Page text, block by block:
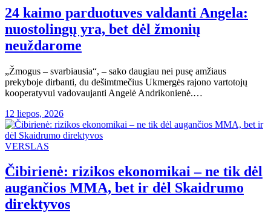
24 kaimo parduotuves valdanti Angela:
nuostolingų yra, bet dėl ​​žmonių
neuždarome
„Žmogus – svarbiausia“, – sako daugiau nei pusę amžiaus
prekyboje dirbanti, du dešimtmečius Ukmergės rajono vartotojų
kooperatyvui vadovaujanti Angelė Andrikonienė.…
12 liepos, 2026
VERSLAS
Čibirienė: rizikos ekonomikai – ne tik dėl
augančios MMA, bet ir dėl Skaidrumo
direktyvos